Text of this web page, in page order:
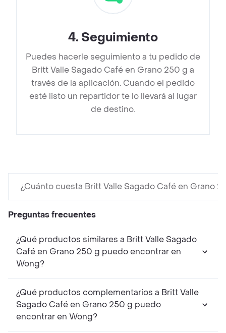
4. Seguimiento
Puedes hacerle seguimiento a tu pedido de
Britt Valle Sagado Café en Grano 250 g a
través de la aplicación. Cuando el pedido
esté listo un repartidor te lo llevará al lugar
de destino.
¿Cuánto cuesta Britt Valle Sagado Café en Grano
Preguntas frecuentes
¿Qué productos similares a Britt Valle Sagado
Café en Grano 250 g puedo encontrar en
Wong?
¿Qué productos complementarios a Britt Valle
Sagado Café en Grano 250 g puedo
encontrar en Wong?